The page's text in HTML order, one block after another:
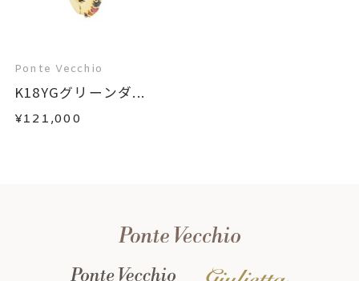
Ponte Vecchio
K18YGグリーンダ...
¥121,000